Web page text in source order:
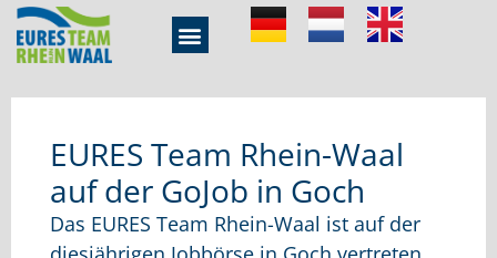
EURES Team Rhein-Waal
auf der GoJob in Goch
Das EURES Team Rhein-Waal ist auf der